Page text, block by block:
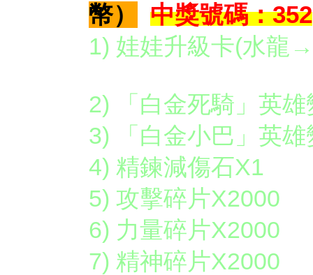
幣）
中獎號碼：352
1) 娃娃升
2) 「白金死騎」英
3) 「白金小巴」英
4) 精鍊減傷石X1
5) 攻擊碎片X2000
6) 力量碎片X2000
7) 精神碎片X2000